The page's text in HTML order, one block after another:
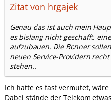
Zitat von hrgajek
Genau das ist auch mein
es bislang nicht geschafft,
aufzubauen. Die Bonner
neuen Service-Providern
stehen...
Ich hatte es fast vermutet, wäre
Dabei stände der Telekom